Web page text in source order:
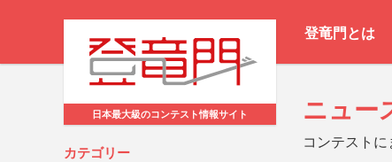
登竜門とは
日本最大級のコンテスト情報サイト
カテゴリー
ニュー
コンテスト